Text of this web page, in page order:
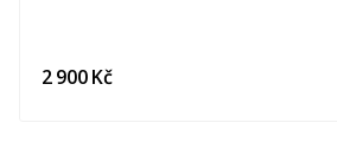
2 900 Kč